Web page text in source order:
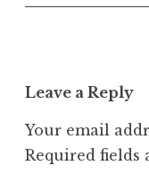
i
o
n
Leave a Reply
Your email
Required fields